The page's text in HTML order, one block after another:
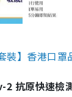
裝】香港口
抗原快速檢